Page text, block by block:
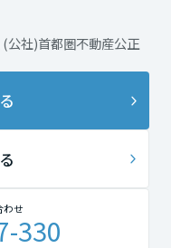
公社)首都圏不動産公正
わせ
330